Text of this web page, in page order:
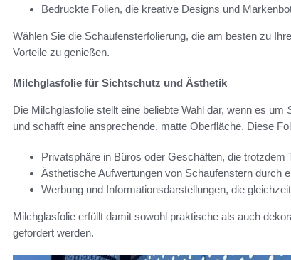
Bedruckte Folien, die kreative Designs und
Wählen Sie die Schaufensterfolierung, die am besten zu
Vorteile zu genießen.
Milchglasfolie für Sichtschutz und Ästhetik
Die Milchglasfolie stellt eine beliebte Wahl dar, wenn es um
und schafft eine ansprechende, matte Oberfläche. Diese
Privatsphäre in Büros oder Geschäften, die trotzdem
Ästhetische Aufwertungen von Schaufenstern durch
Werbung und Informationsdarstellungen, die
Milchglasfolie erfüllt damit sowohl praktische als auch
gefordert werden.